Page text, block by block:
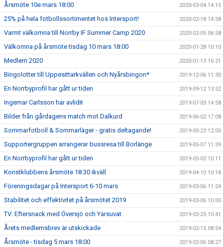
Årsmöte 10e mars 18:00 2020-03-04 14:15
25% på hela fotbollssortimentet hos Intersport! 2020-02-18 14:58
Varmt välkomna till Norrby IF Summer Camp 2020 2020-02-05 06:58
Välkomna på årsmöte tisdag 10 mars 18:00 2020-01-28 10:10
Medlem 2020 2020-01-13 16:21
Bingolotter till Uppesittarkvällen och Nyårsbingon* 2019-12-06 11:30
En Norrbyprofil har gått ur tiden 2019-09-12 13:52
Ingemar Carlsson har avlidit 2019-07-03 14:58
Bilder från gårdagens match mot Dalkurd 2019-06-02 17:08
Sommarfotboll & Sommarläger - gratis deltagande! 2019-05-23 12:00
Supportergruppen arrangerar bussresa till Borlänge 2019-05-07 11:39
En Norrbyprofil har gått ur tiden 2019-05-02 10:11
Konstklubbens årsmöte 18:30 ikväll 2019-04-10 10:18
Föreningsdagar på Intersport 6-10 mars 2019-03-06 11:24
Stabilitet och effektivitet på årsmötet 2019 2019-03-06 10:00
TV: Eftersnack med Översjö och Yarsuvat 2019-02-25 10:41
Årets medlemsbrev är utskickade 2019-02-15 08:54
Årsmöte - tisdag 5 mars 18:00 2019-02-06 08:27